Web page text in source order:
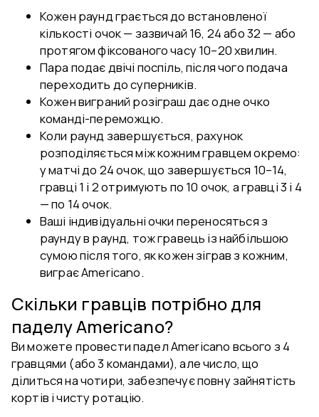
Кожен раунд грається до встановленої
кількості очок — зазвичай 16, 24 або 32 — або
протягом фіксованого часу 10–20 хвилин.
Пара подає двічі поспіль, після чого подача
переходить до суперників.
Кожен виграний розіграш дає одне очко
команді-переможцю.
Коли раунд завершується, рахунок
розподіляється між кожним гравцем окремо:
у матчі до 24 очок, що завершується 10–14,
гравці 1 і 2 отримують по 10 очок, а гравці 3 і 4
— по 14 очок.
Ваші індивідуальні очки переносяться з
раунду в раунд, тож гравець із найбільшою
сумою після того, як кожен зіграв з кожним,
виграє Americano.
Скільки гравців потрібно для
паделу Americano?
Ви можете провести падел Americano всього з 4
гравцями (або 3 командами), але число, що
ділиться на чотири, забезпечує повну зайнятість
кортів і чисту ротацію.